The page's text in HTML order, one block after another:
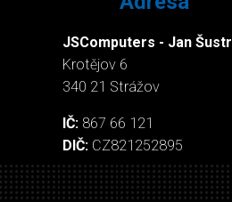
JSComputers - Jan Šustr
Krotějov 6
340 21 Strážov
IČ: 867 66 121
DIČ: CZ821252895